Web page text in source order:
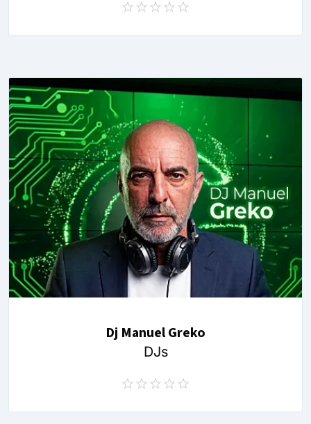
Dj Manuel Greko
DJs